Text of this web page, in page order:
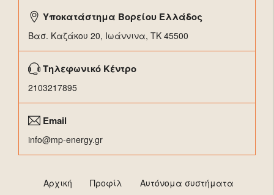
Υποκατάστημα Βορείου Ελλάδος
Βασ. Καζάκου 20, Ιωάννινα, ΤΚ 45500
Τηλεφωνικό Κέντρο
2103217895
Email
info@mp-energy.gr
Αρχική Προφίλ Αυτόνομα συστήματα